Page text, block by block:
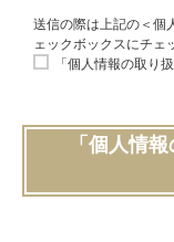
送信の際は上記の＜個
ェックボックスにチェ
「個人情報の取り
「個人情